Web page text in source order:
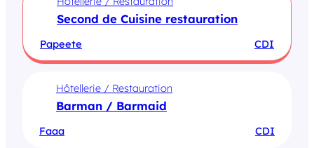
Second de Cuisine restauration
Papeete CDI
Hôtellerie / Restauration
Barman / Barmaid
Faaa CDI